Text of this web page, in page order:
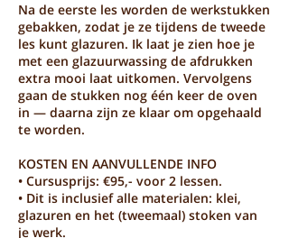
Na de eerste les worden de werkstukken
gebakken, zodat je ze tijdens de tweede
les kunt glazuren. Ik laat je zien hoe je
met een glazuurwassing de afdrukken
extra mooi laat uitkomen. Vervolgens
gaan de stukken nog één keer de oven
in — daarna zijn ze klaar om opgehaald
te worden.
KOSTEN EN AANVULLENDE INFO
• Cursusprijs: €95,- voor 2 lessen.
• Dit is inclusief alle materialen: klei,
glazuren en het (tweemaal) stoken van
je werk.